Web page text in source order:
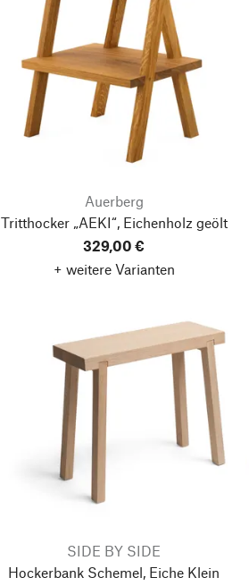
Auerberg
Tritthocker „AEKI“, Eichenholz geölt
329,00 €
+ weitere Varianten
SIDE BY SIDE
Hockerbank Schemel, Eiche Klein